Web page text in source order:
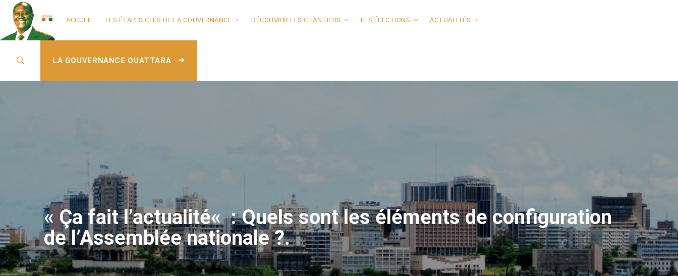
ACCUEIL LES ÉTAPES CLÉS DE LA GOUVERNANCE DÉCOUVRIR LES CHANTIERS LES ÉLECTIONS ACTUALITÉS
LA GOUVERNANCE OUATTARA
« Ça fait l’actualité« : Quels sont les éléments de configuration
de l’Assemblée nationale ?.